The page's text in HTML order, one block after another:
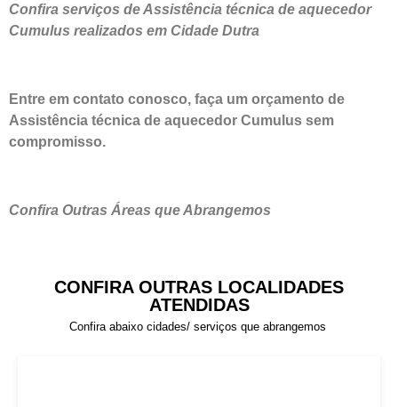
Confira serviços de Assistência técnica de aquecedor
Cumulus realizados em Cidade Dutra
Entre em contato conosco, faça um orçamento de
Assistência técnica de aquecedor Cumulus sem
compromisso.
Confira Outras Áreas que Abrangemos
CONFIRA OUTRAS LOCALIDADES
ATENDIDAS
Confira abaixo cidades/ serviços que abrangemos